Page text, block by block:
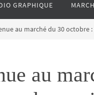
GRAPHIQUE
au marché du 30
au